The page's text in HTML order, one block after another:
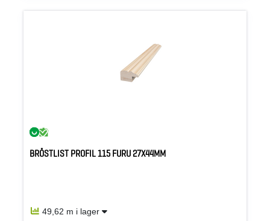
BRÖSTLIST PROFIL 115 FURU 27X44MM
49,62 m i lager